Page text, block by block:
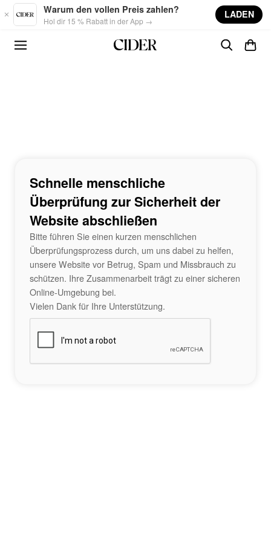
Skip to main content
Warum den vollen Preis zahlen?
Hol dir 15 % Rabatt in der App →
LADEN
Schnelle menschliche
Überprüfung zur Sicherheit der
Website abschließen
Bitte führen Sie einen kurzen menschlichen
Überprüfungsprozess durch, um uns dabei zu helfen,
unsere Website vor Betrug, Spam und Missbrauch zu
schützen. Ihre Zusammenarbeit trägt zu einer sicheren
Online-Umgebung bei.
Vielen Dank für Ihre Unterstützung.